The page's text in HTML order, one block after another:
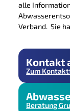
alle
Verband. Sie
Kontakt
Zum
Beratung